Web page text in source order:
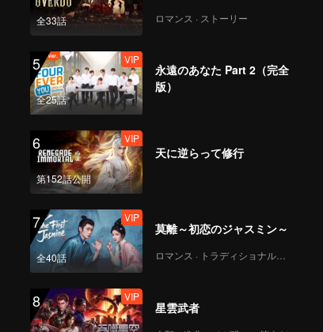
全33話 ロマンス · ストーリー
5
全25話
VIP
永遠のあなた Part 2（完全
版）
6
第152話公開
VIP
天に逆らって修行
7
全40話
VIP
莫離～初恋のジャスミン～
ロマンス · トラディショナル・コスチューム
8 VIP
星雲武者